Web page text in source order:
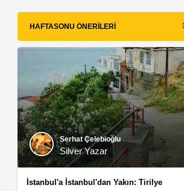
HAFTASONU ÖNERILERI
Serhat Çelebioğlu
Silver Yazar
İstanbul'a İstanbul'dan Yakın: Tirilye